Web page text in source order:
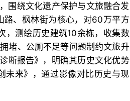
围绕文化遗产保护与文旅融合发
路、枫林街为核心，对60万平方
，测绘历史建筑10余栋，收集数
堵、公厕不足等问题制约文旅升
断报告》，明确其历史文化优势
未来》，通过影像对比历史与现